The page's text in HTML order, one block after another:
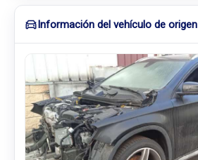
Información del vehículo de origen